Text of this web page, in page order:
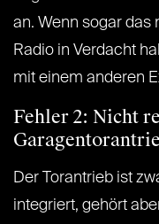
an. Wenn sogar das
Radio in Verdacht
mit einem anderen
Fehler 2: Nicht
Der Torantrieb ist
integriert, gehört